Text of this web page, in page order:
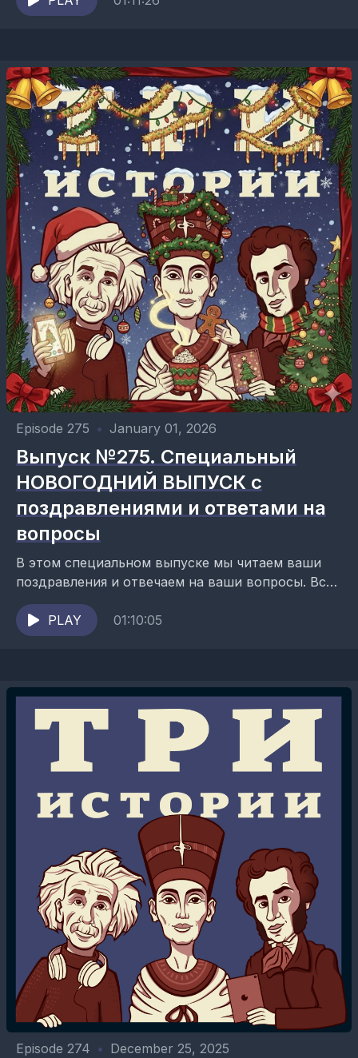
Episode 275 • January 01, 2026
Выпуск №275. Специальный
НОВОГОДНИЙ ВЫПУСК с
поздравлениями и ответами на
вопросы
В этом специальном выпуске мы читаем ваши
поздравления и отвечаем на ваши вопросы. Всё
просто и по-новогоднему! Ведущие
подкаста: Данил Антоненков, Юля
Быстрицкая и ...
PLAY 01:10:05
Episode 274 • December 25, 2025